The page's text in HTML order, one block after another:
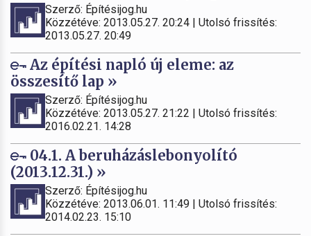
Szerző: Építésijog.hu
Közzétéve: 2013.05.27. 20:24 | Utolsó frissítés:
2013.05.27. 20:49
Az építési napló új eleme: az
összesítő lap »
Szerző: Építésijog.hu
Közzétéve: 2013.05.27. 21:22 | Utolsó frissítés:
2016.02.21. 14:28
04.1. A beruházáslebonyolító
(2013.12.31.) »
Szerző: Építésijog.hu
Közzétéve: 2013.06.01. 11:49 | Utolsó frissítés:
2014.02.23. 15:10